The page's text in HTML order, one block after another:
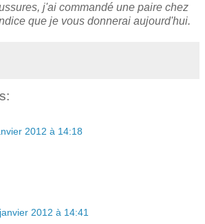
j'ai commandé une paire chez
que je vous donnerai aujourd'hui.
2012 à 14:18
2012 à 14:41